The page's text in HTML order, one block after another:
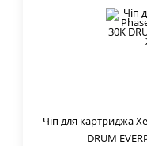
Чіп для картриджа
DRUM